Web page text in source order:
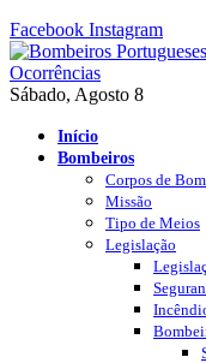
Facebook Instagram
Ocorrências
Sábado, Agosto 8
Início
Bombeiros
Corpos de
Missão
Tipo de Meios
Legislação